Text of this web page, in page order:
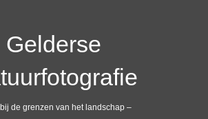
Gelderse
de grenzen van het landschap –